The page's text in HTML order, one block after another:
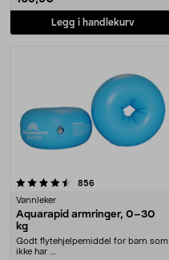
Legg i handlekurv
856
Vannleker
Aquarapid armringer, 0–30
kg
Godt flytehjelpemiddel for barn som
ikke har ....
4.0 av 5 stjerner